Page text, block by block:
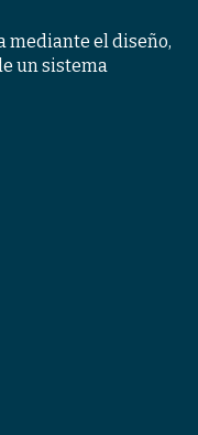
mediante el diseño,
un sistema